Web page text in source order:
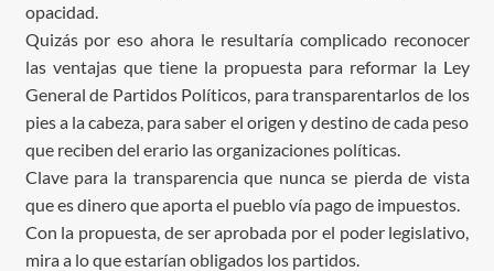
opacidad.
Quizás por eso ahora le resultaría complicado reconocer
las ventajas que tiene la propuesta para reformar la Ley
General de Partidos Políticos, para transparentarlos de los
pies a la cabeza, para saber el origen y destino de cada peso
que reciben del erario las organizaciones políticas.
Clave para la transparencia que nunca se pierda de vista
que es dinero que aporta el pueblo vía pago de impuestos.
Con la propuesta, de ser aprobada por el poder legislativo,
mira a lo que estarían obligados los partidos.